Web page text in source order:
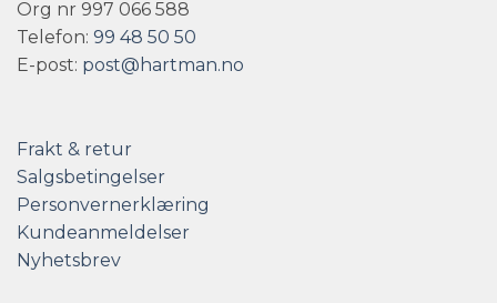
Org nr 997 066 588
Telefon: 99 48 50 50
E-post: post@hartman.no
Frakt & retur
Salgsbetingelser
Personvernerklæring
Kundeanmeldelser
Nyhetsbrev